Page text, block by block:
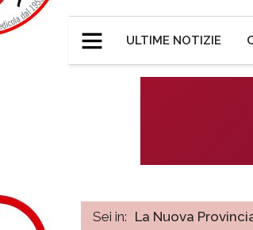
ULTIME NOTIZIE
Sei in: La Nuova